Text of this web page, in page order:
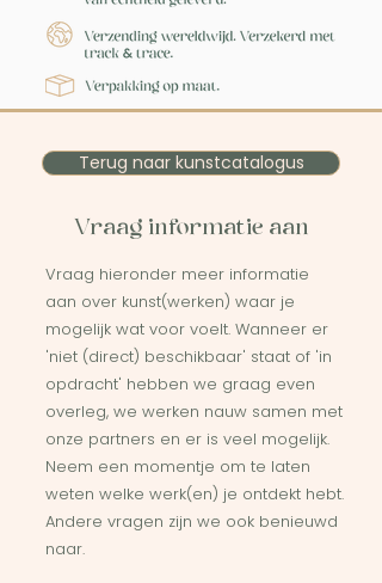
Terug naar kunstcatalogus
Vraag informatie aan
Vraag hieronder meer informatie
aan over kunst(werken) waar je
mogelijk wat voor voelt. Wanneer er
'niet (direct) beschikbaar' staat of 'in
opdracht' hebben we graag even
overleg, we werken nauw samen met
onze partners en er is veel mogelijk.
Neem een momentje om te laten
weten welke werk(en) je ontdekt hebt.
Andere vragen zijn we ook benieuwd
naar.